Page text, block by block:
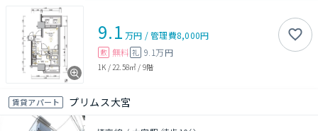
9.1 万円 /管理費8,000円
敷 無料 礼 9.1万円
1K / 22.58㎡ / 9階
賃貸アパート プリムス大宮